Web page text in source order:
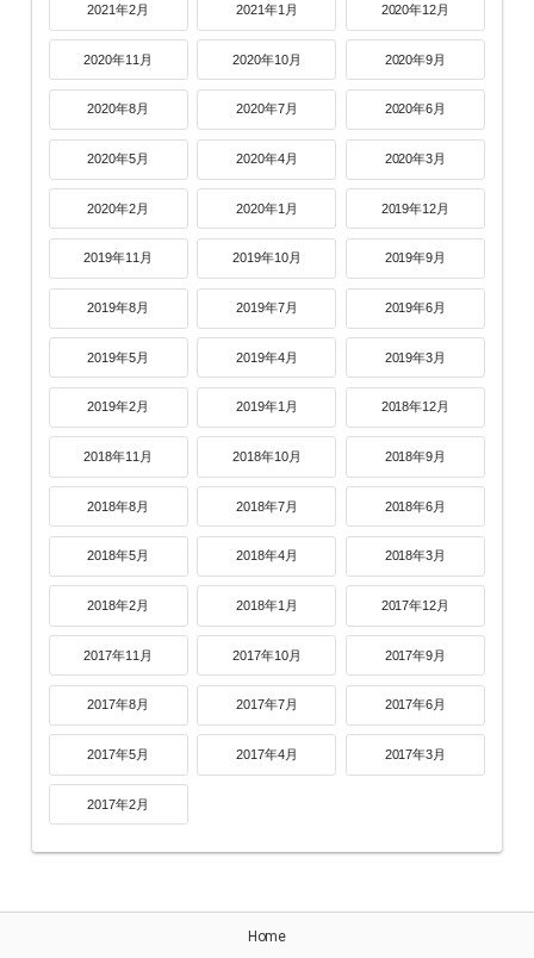
2021年2月 2021年1月 2020年12月
2020年11月 2020年10月 2020年9月
2020年8月 2020年7月 2020年6月
2020年5月 2020年4月 2020年3月
2020年2月 2020年1月 2019年12月
2019年11月 2019年10月 2019年9月
2019年8月 2019年7月 2019年6月
2019年5月 2019年4月 2019年3月
2019年2月 2019年1月 2018年12月
2018年11月 2018年10月 2018年9月
2018年8月 2018年7月 2018年6月
2018年5月 2018年4月 2018年3月
2018年2月 2018年1月 2017年12月
2017年11月 2017年10月 2017年9月
2017年8月 2017年7月 2017年6月
2017年5月 2017年4月 2017年3月
2017年2月
Home